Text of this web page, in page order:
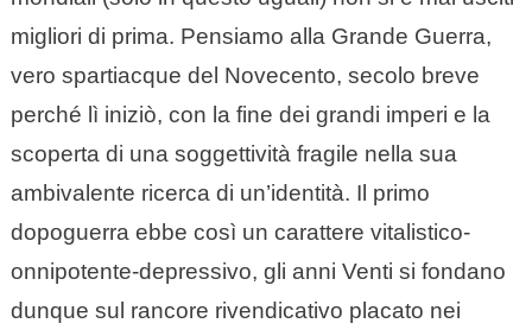
migliori di prima. Pensiamo alla Grande Guerra,
vero spartiacque del Novecento, secolo breve
perché lì iniziò, con la fine dei grandi imperi e la
scoperta di una soggettività fragile nella sua
ambivalente ricerca di un’identità. Il primo
dopoguerra ebbe così un carattere vitalistico-
onnipotente-depressivo, gli anni Venti si fondano
dunque sul rancore rivendicativo placato nei